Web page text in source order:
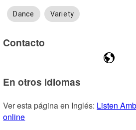
Dance Variety
Contacto
En otros idiomas
Ver esta página en Inglés: Listen
online